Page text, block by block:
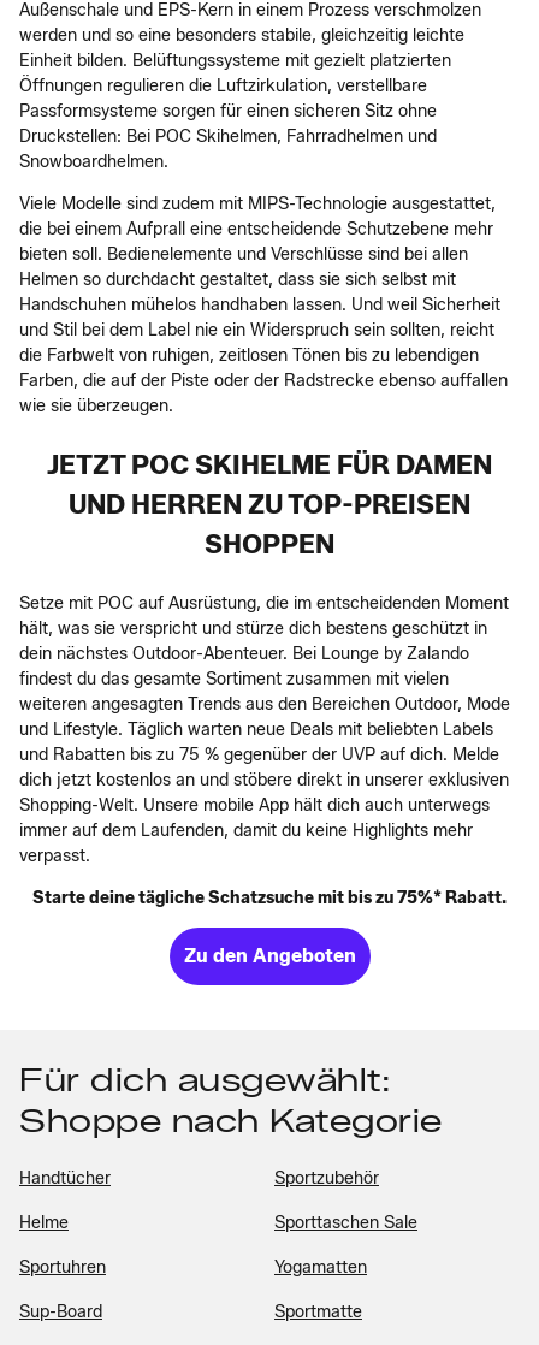
Außenschale und EPS-Kern in einem Prozess verschmolzen
werden und so eine besonders stabile, gleichzeitig leichte
Einheit bilden. Belüftungssysteme mit gezielt platzierten
Öffnungen regulieren die Luftzirkulation, verstellbare
Passformsysteme sorgen für einen sicheren Sitz ohne
Druckstellen: Bei POC Skihelmen, Fahrradhelmen und
Snowboardhelmen.
Viele Modelle sind zudem mit MIPS-Technologie ausgestattet,
die bei einem Aufprall eine entscheidende Schutzebene mehr
bieten soll. Bedienelemente und Verschlüsse sind bei allen
Helmen so durchdacht gestaltet, dass sie sich selbst mit
Handschuhen mühelos handhaben lassen. Und weil Sicherheit
und Stil bei dem Label nie ein Widerspruch sein sollten, reicht
die Farbwelt von ruhigen, zeitlosen Tönen bis zu lebendigen
Farben, die auf der Piste oder der Radstrecke ebenso auffallen
wie sie überzeugen.
JETZT POC SKIHELME FÜR DAMEN
UND HERREN ZU TOP-PREISEN
SHOPPEN
Setze mit POC auf Ausrüstung, die im entscheidenden Moment
hält, was sie verspricht und stürze dich bestens geschützt in
dein nächstes Outdoor-Abenteuer. Bei Lounge by Zalando
findest du das gesamte Sortiment zusammen mit vielen
weiteren angesagten Trends aus den Bereichen Outdoor, Mode
und Lifestyle. Täglich warten neue Deals mit beliebten Labels
und Rabatten bis zu 75 % gegenüber der UVP auf dich. Melde
dich jetzt kostenlos an und stöbere direkt in unserer exklusiven
Shopping-Welt. Unsere mobile App hält dich auch unterwegs
immer auf dem Laufenden, damit du keine Highlights mehr
verpasst.
Starte deine tägliche Schatzsuche mit bis zu 75%* Rabatt.
Zu den Angeboten
Für dich ausgewählt:
Shoppe nach Kategorie
Handtücher Sportzubehör
Helme Sporttaschen Sale
Sportuhren Yogamatten
Sup-Board Sportmatte